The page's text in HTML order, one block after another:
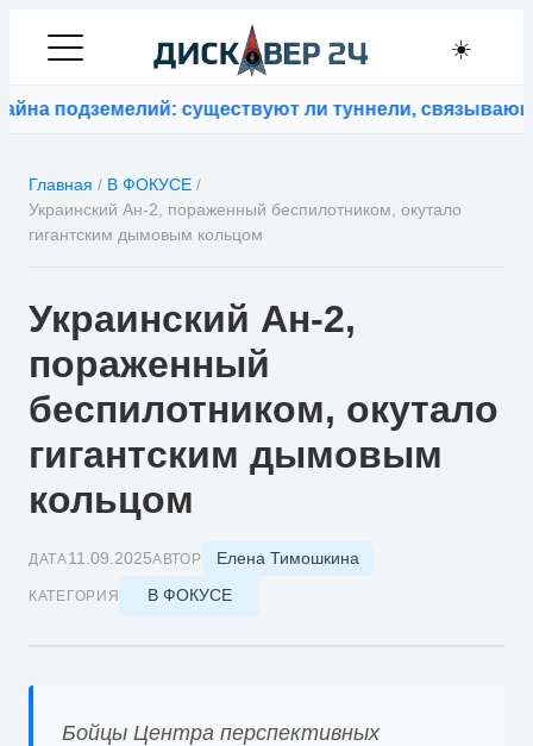
☀️
подземелий: существуют ли туннели, связывающие
Главная / В ФОКУСЕ /
Украинский Ан-2, пораженный беспилотником, окутало
гигантским дымовым кольцом
Украинский Ан-2,
пораженный
беспилотником, окутало
гигантским дымовым
кольцом
ДАТА11.09.2025АВТОР Елена Тимошкина
КАТЕГОРИЯ В ФОКУСЕ
Бойцы Центра перспективных